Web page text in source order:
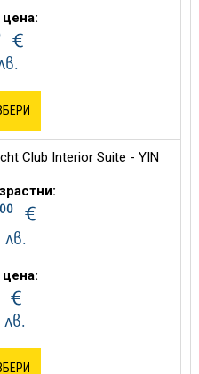
€
Club Interior Suite - YIN
€